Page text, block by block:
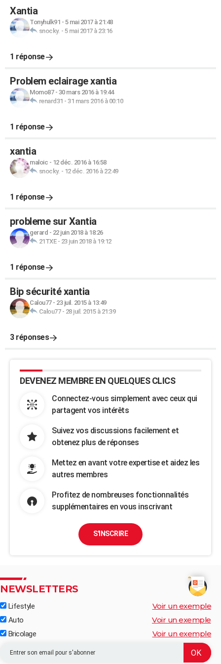
Xantia
Tonyhulk91 - 5 mai 2017 à 21:48
snocky. - 5 mai 2017 à 23:16
1 réponse
Problem eclairage xantia
Momo87- 30 mars 2016 à 19:44
renard31 - 31 mars 2016 à 00:10
1 réponse
xantia
maloic - 12 déc. 2016 à 16:58
snocky. - 12 déc. 2016 à 22:49
1 réponse
probleme sur Xantia
gerard - 22 juin 2018 à 18:26
21TXE- 23 juin 2018 à 19:12
1 réponse
Bip sécurité xantia
Calou77- 23 juil. 2015 à 13:49
Calou77- 28 juil. 2015 à 21:39
3 réponses
DEVENEZ MEMBRE EN QUELQUES CLICS
Connectez-vous simplement avec ceux qui
partagent vos intérêts
Suivez vos discussions facilement et
obtenez plus de réponses
Mettez en avant votre expertise et aidez les
autres membres
Profitez de nombreuses fonctionnalités
supplémentaires en vous inscrivant
S'INSCRIRE
NEWSLETTERS
Lifestyle Voir un exemple
Auto Voir un exemple
Bricolage Voir un exemple